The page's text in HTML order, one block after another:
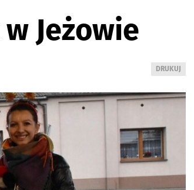
Jeżowie
WYDRUKUJ
DO
DRUKUJ